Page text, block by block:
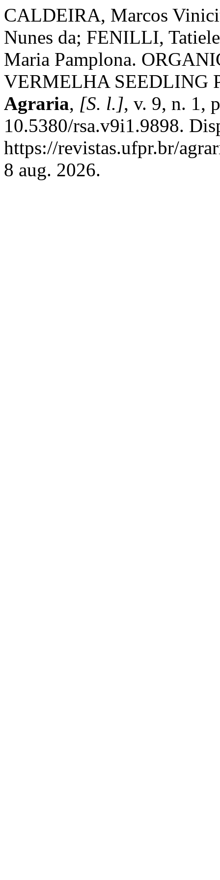
CALDEIRA, Marcos
Nunes da; FENILLI,
Maria Pamplona.
VERMELHA SEEDLING
Agraria, [S. l.], v. 9, n. 1,
10.5380/rsa.v9i1.9898.
https://revistas.ufpr.br/
8 aug. 2026.